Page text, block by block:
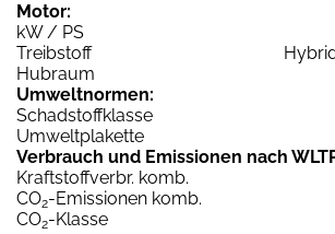
Motor:
kW / PS
Treibstoff
Hubraum
Umweltnormen:
Schadstoffklasse
Umweltplakette
Verbrauch und Emissionen nach
Kraftstoffverbr. komb.
CO2-Emissionen komb.
CO2-Klasse